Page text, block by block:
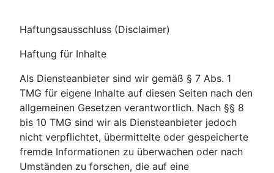
Haftungsausschluss (Disclaimer)
Haftung für Inhalte
Als Diensteanbieter sind wir gemäß § 7 Abs. 1
TMG für eigene Inhalte auf diesen Seiten nach den
allgemeinen Gesetzen verantwortlich. Nach §§ 8
bis 10 TMG sind wir als Diensteanbieter jedoch
nicht verpflichtet, übermittelte oder gespeicherte
fremde Informationen zu überwachen oder nach
Umständen zu forschen, die auf eine